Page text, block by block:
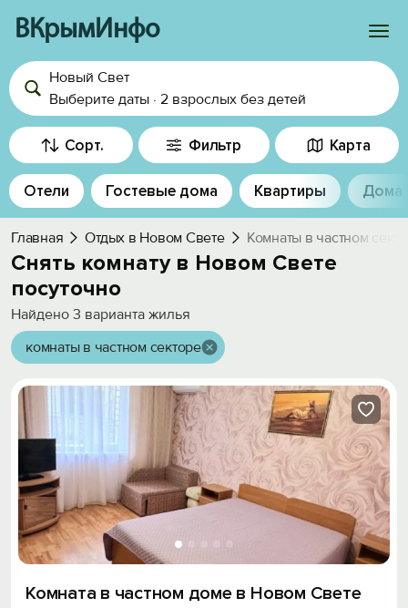
ВКрымИнфо
Войти
Избранное
История просмотра
Добавить свой объект
Новый Свет
Выберите даты · 2 взрослых без детей
Сорт. Фильтр Карта
Отели Гостевые дома Квартиры Дома
Главная Отдых в Новом Свете Комнаты в частном
Снять комнату в Новом Свете
посуточно
Найдено 3 варианта жилья
комнаты в частном секторе
Комната в частном доме в Новом Свете